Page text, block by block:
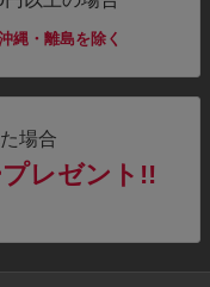
縄・離島を除く
場合
レゼント!!